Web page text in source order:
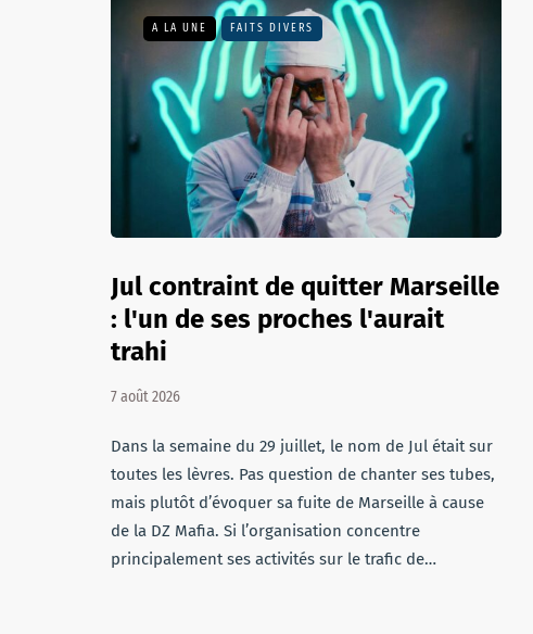
A LA UNE FAITS DIVERS
Jul contraint de quitter Marseille
: l'un de ses proches l'aurait
trahi
7 août 2026
Dans la semaine du 29 juillet, le nom de Jul était sur
toutes les lèvres. Pas question de chanter ses tubes,
mais plutôt d’évoquer sa fuite de Marseille à cause
de la DZ Mafia. Si l’organisation concentre
principalement ses activités sur le trafic de…